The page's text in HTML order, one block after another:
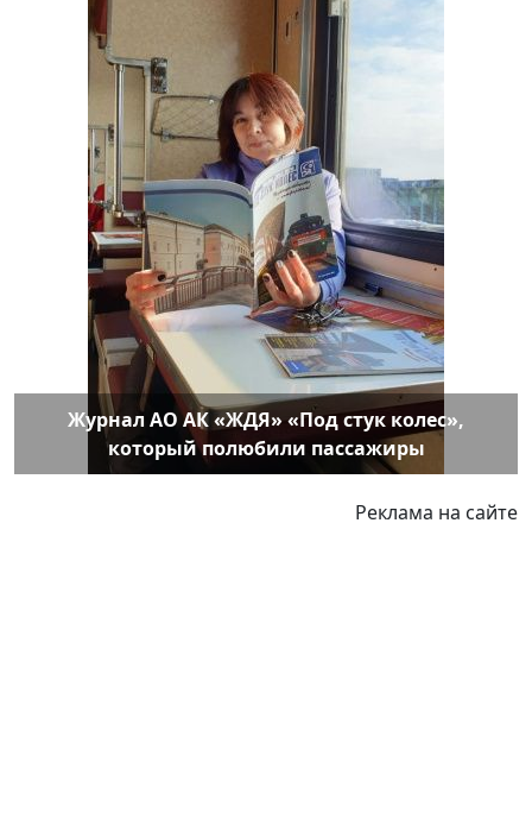
Журнал АО АК «ЖДЯ» «Под стук колес»,
который полюбили пассажиры
Реклама на сайте